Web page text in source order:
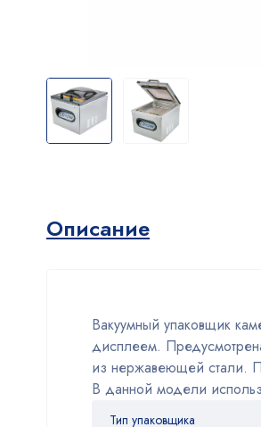
Описание
Вакуумный упаковщик
дисплеем.
из нержавеющей стали.
В данной модели
Тип упаковщика